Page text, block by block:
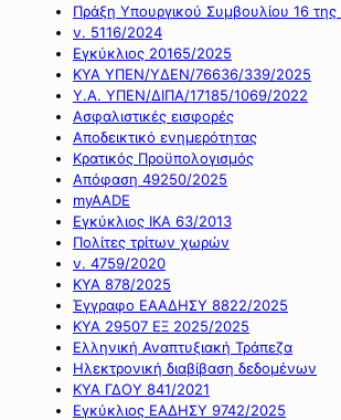
Πράξη Υπουργικού Συμβουλίου 16 της
ν. 5116/2024
Εγκύκλιος 20165/2025
ΚΥΑ ΥΠΕΝ/ΥΔΕΝ/76636/339/2025
Υ.Α. ΥΠΕΝ/ΔΙΠΑ/17185/1069/2022
Ασφαλιστικές εισφορές
Αποδεικτικό ενημερότητας
Κρατικός Προϋπολογισμός
Απόφαση 49250/2025
myAADE
Εγκύκλιος ΙΚΑ 63/2013
Πολίτες τρίτων χωρών
ν. 4759/2020
ΚΥΑ 878/2025
Έγγραφο ΕΑΑΔΗΣΥ 8822/2025
ΚΥΑ 29507 ΕΞ 2025/2025
Ελληνική Αναπτυξιακή Τράπεζα
Ηλεκτρονική διαβίβαση δεδομένων
ΚΥΑ ΓΔΟΥ 841/2021
Εγκύκλιος ΕΑΔΗΣΥ 9742/2025